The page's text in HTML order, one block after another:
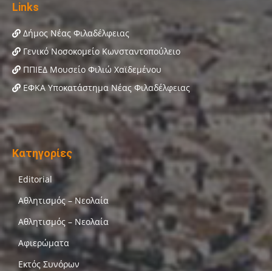
Links
Δήμος Νέας Φιλαδέλφειας
Γενικό Νοσοκομείο Κωνσταντοπούλειο
ΠΠΙΕΔ Μουσείο Φιλιώ Χαϊδεμένου
ΕΦΚΑ Υποκατάστημα Νέας Φιλαδέλφειας
Κατηγορίες
Editorial
Αθλητισμός – Νεολαία
Αθλητισμός – Νεολαία
Αφιερώματα
Εκτός Συνόρων